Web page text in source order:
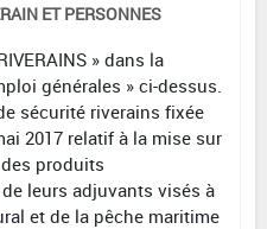
ET PERSONNES
» dans la
générales » ci-dessus.
sécurité riverains fixée
2017 relatif à la mise sur
produits
leurs adjuvants visés à
et de la pêche maritime